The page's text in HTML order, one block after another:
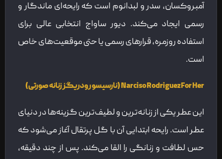
آمبروکسان، سدر و لبدانوم است که رایحه‌ای ماندگار و
رسمی ایجاد می‌کند. دیور ساواج انتخابی عالی برای
استفاده روزمره، قرارهای رسمی یا حتی موقعیت‌های خاص
است.
Narciso Rodriguez For Her (نارسیسو رودریگز زنانه صورتی)
این عطر یکی از زنانه‌ترین و لطیف‌ترین گزینه‌ها در دنیای
عطر است. رایحه ابتدایی آن با گل پرتقال آغاز می‌شود که
حس لطافت و زنانگی را القا می‌کند. پس از چند دقیقه،